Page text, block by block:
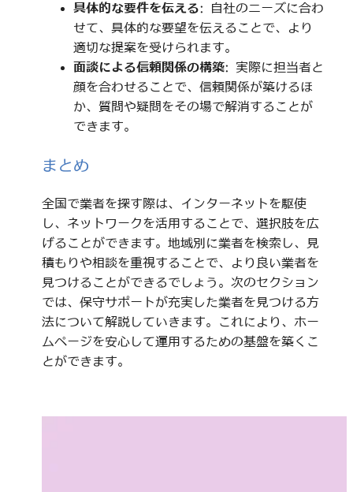
具体的な要件を伝える: 自社のニーズに合わ
せて、具体的な要望を伝えることで、より
適切な提案を受けられます。
面談による信頼関係の構築: 実際に担当者と
顔を合わせることで、信頼関係が築けるほ
か、質問や疑問をその場で解消することが
できます。
まとめ
全国で業者を探す際は、インターネットを駆使
し、ネットワークを活用することで、選択肢を広
げることができます。地域別に業者を検索し、見
積もりや相談を重視することで、より良い業者を
見つけることができるでしょう。次のセクション
では、保守サポートが充実した業者を見つける方
法について解説していきます。これにより、ホー
ムページを安心して運用するための基盤を築くこ
とができます。